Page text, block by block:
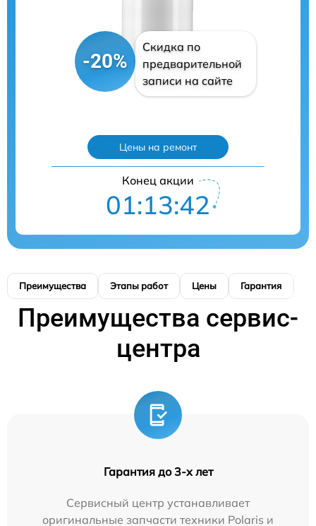
-20%
Скидка по
предварительной
записи на сайте
Цены на ремонт
Конец акции
01:13:41
Преимущества Этапы работ Цены Гарантия
Преимущества сервис-
центра
Гарантия до 3-х лет
Сервисный центр устанавливает
оригинальные запчасти техники Polaris и